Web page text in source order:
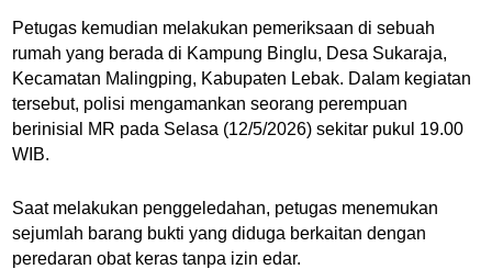
Petugas kemudian melakukan pemeriksaan di sebuah
rumah yang berada di Kampung Binglu, Desa Sukaraja,
Kecamatan Malingping, Kabupaten Lebak. Dalam kegiatan
tersebut, polisi mengamankan seorang perempuan
berinisial MR pada Selasa (12/5/2026) sekitar pukul 19.00
WIB.
Saat melakukan penggeledahan, petugas menemukan
sejumlah barang bukti yang diduga berkaitan dengan
peredaran obat keras tanpa izin edar.